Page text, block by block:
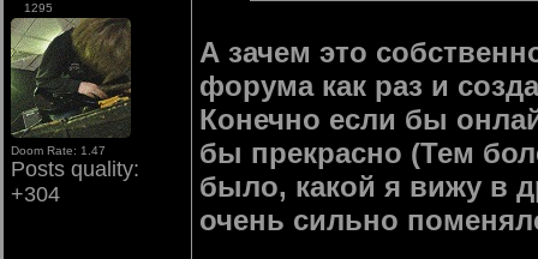
1295
Doom Rate: 1.47
Posts quality:
+304
А зачем это
форума как раз и
Конечно если бы
бы прекрасно (Тем
было, какой я вижу в
очень сильно